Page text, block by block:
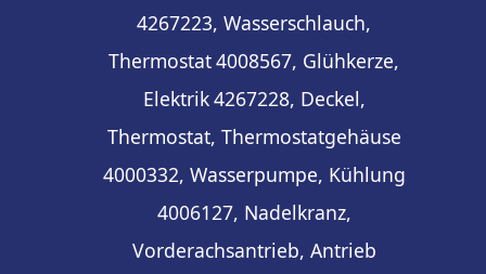
4267223, Wasserschlauch,
Thermostat4008567, Glühkerze,
Elektrik4267228, Deckel,
Thermostat, Thermostatgehäuse
4000332, Wasserpumpe, Kühlung
4006127, Nadelkranz,
Vorderachsantrieb, Antrieb